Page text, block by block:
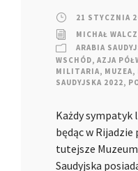
21 STYCZNIA
MICHAŁ
ARABIA
WSCHÓD, AZJA
MILITARIA, MUZEA,
SAUDYJSKA 2022,
Każdy
będąc w
tutejsze
Saudyjska